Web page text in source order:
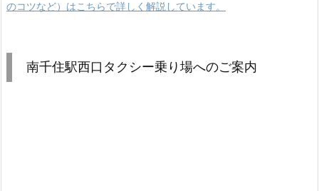
のコツなど）はこちらで詳しく解説しています。
南千住駅西口タクシー乗り場へのご案内